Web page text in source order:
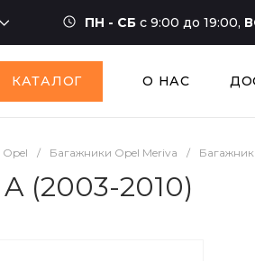
ПН - СБ с 9:00 до 19:00,
КАТАЛОГ О НАС
/ Багажники Opel Meriva /
(2003-2010)